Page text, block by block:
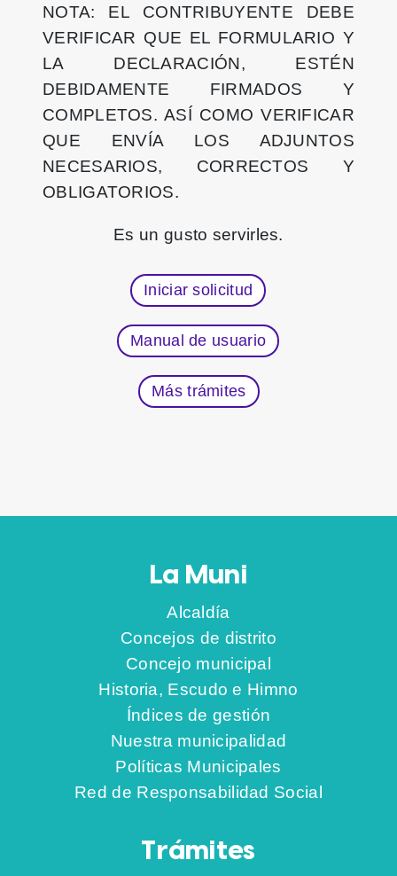
NOTA: EL CONTRIBUYENTE DEBE
VERIFICAR QUE EL FORMULARIO Y
LA DECLARACIÓN, ESTÉN
DEBIDAMENTE FIRMADOS Y
COMPLETOS. ASÍ COMO VERIFICAR
QUE ENVÍA LOS ADJUNTOS
NECESARIOS, CORRECTOS Y
OBLIGATORIOS.
Es un gusto servirles.
Iniciar solicitud
Manual de usuario
Más trámites
La Muni
Alcaldía
Concejos de distrito
Concejo municipal
Historia, Escudo e Himno
Índices de gestión
Nuestra municipalidad
Políticas Municipales
Red de Responsabilidad Social
Trámites